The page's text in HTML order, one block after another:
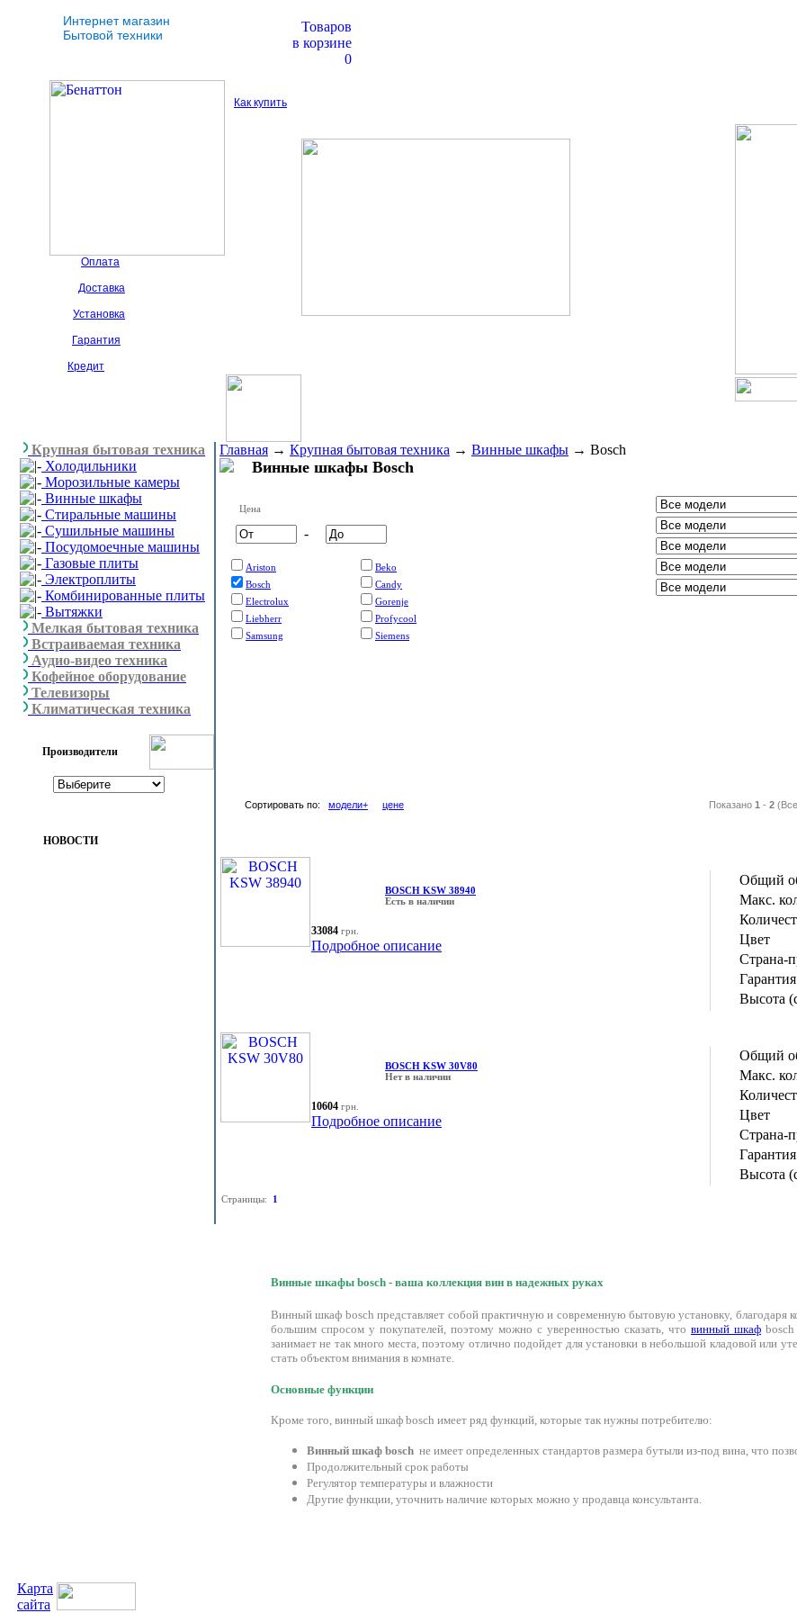
Интернет магазин
Бытовой техники
Товаров
в корзине
0
Как купить
Оплата
Доставка
Установка
Гарантия
Кредит
Крупная бытовая техника
Холодильники
Морозильные камеры
Винные шкафы
Стиральные машины
Сушильные машины
Посудомоечные машины
Газовые плиты
Электроплиты
Комбинированные плиты
Вытяжки
Мелкая бытовая техника
Встраиваемая техника
Аудио-видео техника
Кофейное оборудование
Телевизоры
Климатическая техника
Производители
НОВОСТИ
Главная → Крупная бытовая техника → Винные шкафы → Bosch
Винные шкафы Bosch
Цена
-
Ariston
Beko
Bosch
Candy
Electrolux
Gorenje
Liebherr
Profycool
Samsung
Siemens
Сортировать по: модели+ цене Показано 1 - 2
BOSCH KSW 38940
Есть в наличии
Общий
Макс.
Цвет
Страна-
Гарантия
Высота
33084 грн.
Подробное описание
BOSCH KSW 30V80
Нет в наличии
Общий
Макс.
Цвет
Страна-
Гарантия
Высота
10604 грн.
Подробное описание
Страницы: 1
Винные шкафы bosch - ваша коллекция вин в надежных руках
Винный шкаф bosch представляет собой практичную и современную бытовую установку, благодаря
большим спросом у покупателей, поэтому можно с уверенностью сказать, что винный шкаф
занимает не так много места, поэтому отлично подойдет для установки в небольшой кладовой или
стать объектом внимания в комнате.
Основные функции
Кроме того, винный шкаф bosch имеет ряд функций, которые так нужны потребителю:
Винный шкаф bosch не имеет определенных стандартов размера бутыли из-под вина, что
Продолжительный срок работы
Регулятор температуры и влажности
Другие функции, уточнить наличие которых можно у продавца консультанта.
Карта
сайта